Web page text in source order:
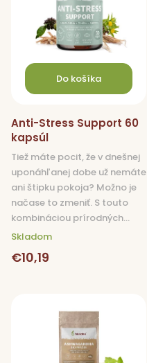
u
k
t
o
v
Do košíka
€10,19
Skladom
Anti-Stress Support 60
kapsúl
Tiež máte pocit, že v dnešnej
uponáhľanej dobe už nemáte
ani štipku pokoja? Možno je
načase to zmeniť. S touto
kombináciou prírodných...